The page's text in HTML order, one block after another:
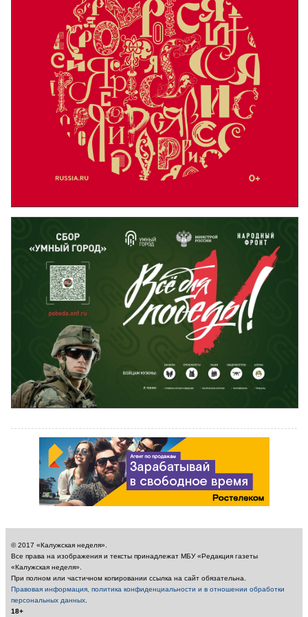
© 2017 «Калужская неделя».
Все права на изображения и тексты принадлежат МБУ «Редакция газеты
«Калужская неделя».
При полном или частичном копировании ссылка на сайт обязательна.
Правовая информация, политика конфиденциальности и в отношении обработки
персональных данных
18+